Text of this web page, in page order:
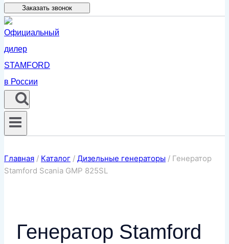
Заказать звонок
Главная / Каталог / Дизельные генераторы / Генератор
Stamford Scania GMP 825SL
Генератор Stamford